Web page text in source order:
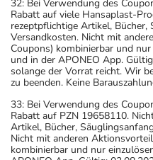
32: Bei Verwendung des
Rabatt auf viele Hansaplast-
rezeptpflichtige Artikel,
Versandkosten. Nicht mit
Coupons) kombinierbar und
und in der APONEO App.
solange der Vorrat reicht. Wir
zu beenden. Keine
33: Bei Verwendung des
Rabatt auf PZN 19658110.
Artikel, Bücher,
Nicht mit anderen
kombinierbar und nur